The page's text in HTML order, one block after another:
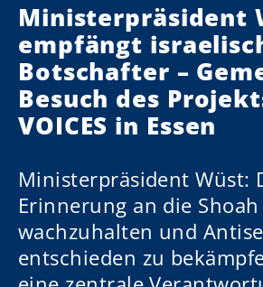
Ministerpräsident
empfängt
Botschafter –
Besuch des
VOICES in Essen
Ministerpräsident Wüst:
Erinnerung an die Shoah
wachzuhalten und
entschieden zu